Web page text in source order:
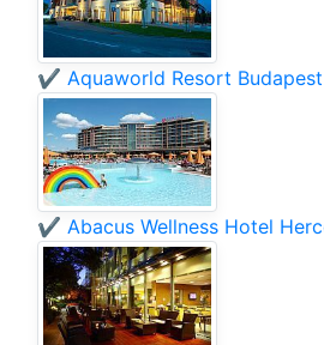
✔️ Aquaworld Resort
✔️ Abacus Wellness Hotel